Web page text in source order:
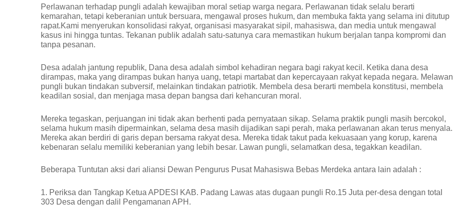
Perlawanan terhadap pungli adalah kewajiban moral setiap warga negara. Perlawanan tidak selalu berarti
kemarahan, tetapi keberanian untuk bersuara, mengawal proses hukum, dan membuka fakta yang selama ini ditutup
rapat.Kami menyerukan konsolidasi rakyat, organisasi masyarakat sipil, mahasiswa, dan media untuk mengawal
kasus ini hingga tuntas. Tekanan publik adalah satu-satunya cara memastikan hukum berjalan tanpa kompromi dan
tanpa pesanan.
Desa adalah jantung republik, Dana desa adalah simbol kehadiran negara bagi rakyat kecil. Ketika dana desa
dirampas, maka yang dirampas bukan hanya uang, tetapi martabat dan kepercayaan rakyat kepada negara. Melawan
pungli bukan tindakan subversif, melainkan tindakan patriotik. Membela desa berarti membela konstitusi, membela
keadilan sosial, dan menjaga masa depan bangsa dari kehancuran moral.
Mereka tegaskan, perjuangan ini tidak akan berhenti pada pernyataan sikap. Selama praktik pungli masih bercokol,
selama hukum masih dipermainkan, selama desa masih dijadikan sapi perah, maka perlawanan akan terus menyala.
Mereka akan berdiri di garis depan bersama rakyat desa. Mereka tidak takut pada kekuasaan yang korup, karena
kebenaran selalu memiliki keberanian yang lebih besar. Lawan pungli, selamatkan desa, tegakkan keadilan.
Beberapa Tuntutan aksi dari aliansi Dewan Pengurus Pusat Mahasiswa Bebas Merdeka antara lain adalah :
1. Periksa dan Tangkap Ketua APDESI KAB. Padang Lawas atas dugaan pungli Ro.15 Juta per-desa dengan total
303 Desa dengan dalil Pengamanan APH.